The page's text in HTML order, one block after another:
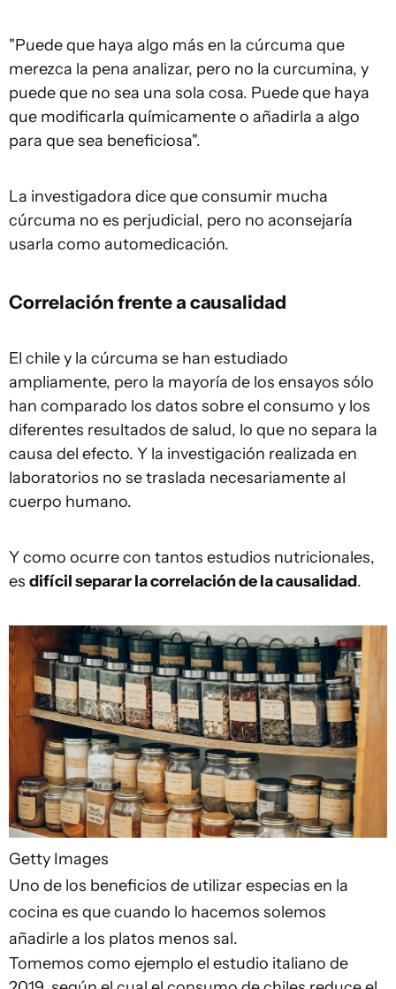
"Puede que haya algo más en la cúrcuma que
merezca la pena analizar, pero no la curcumina, y
puede que no sea una sola cosa. Puede que haya
que modificarla químicamente o añadirla a algo
para que sea beneficiosa".
La investigadora dice que consumir mucha
cúrcuma no es perjudicial, pero no aconsejaría
usarla como automedicación.
Correlación frente a causalidad
El chile y la cúrcuma se han estudiado
ampliamente, pero la mayoría de los ensayos sólo
han comparado los datos sobre el consumo y los
diferentes resultados de salud, lo que no separa la
causa del efecto. Y la investigación realizada en
laboratorios no se traslada necesariamente al
cuerpo humano.
Y como ocurre con tantos estudios nutricionales,
es difícil separar la correlación de la causalidad.
Getty Images
Uno de los beneficios de utilizar especias en la
cocina es que cuando lo hacemos solemos
añadirle a los platos menos sal.
Tomemos como ejemplo el estudio italiano de